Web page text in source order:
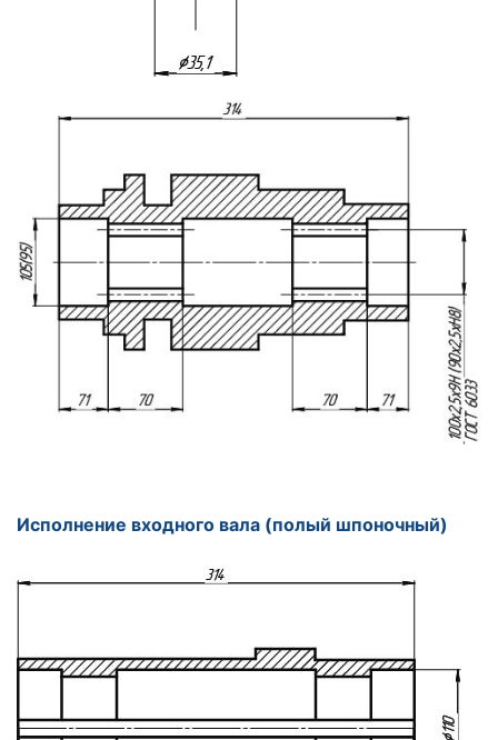
Исполнение входного вала (полый шпоночный)